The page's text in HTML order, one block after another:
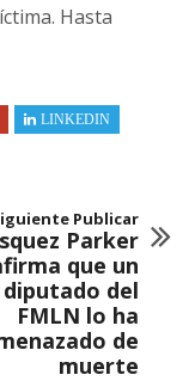
Hasta
LINKEDIN
Publicar
Parker
que un
diputado del
FMLN lo ha
de
muerte